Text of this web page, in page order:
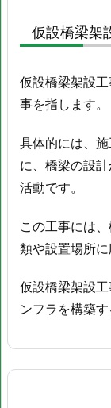
仮設橋梁架
仮設橋梁架設
事を指します。
具体的には、
に、橋梁の設
活動です。
この工事には
類や設置場所に
仮設橋梁架設
ンフラを構築